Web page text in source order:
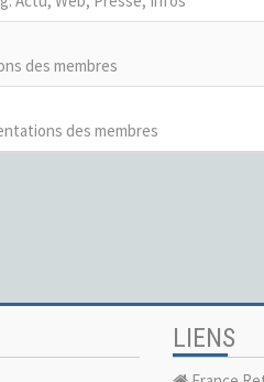
des membres
des membres
LIENS